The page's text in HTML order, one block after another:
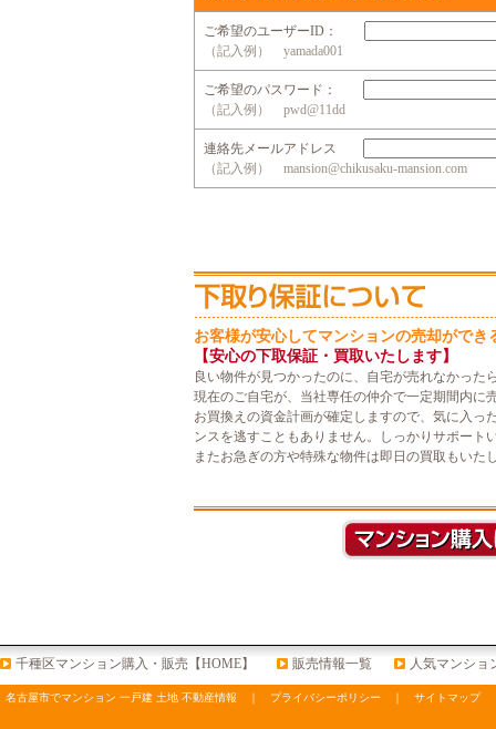
ご希望のユーザーID：
（記入例） yamada001
ご希望のパスワード：
（記入例） pwd@11dd
連絡先メールアドレス
（記入例） mansion@chikusaku-mansion.com
お客様が安心してマンションの売却がで
【安心の下取保証・買取いたします】
良い物件が見つかったのに、自宅が売れなかっ
現在のご自宅が、当社専任の仲介で一定期間内に
お買換えの資金計画が確定しますので、気に入
ンスを逃すこともありません。しっかりサポート
またお急ぎの方や特殊な物件は即日の買取もいた